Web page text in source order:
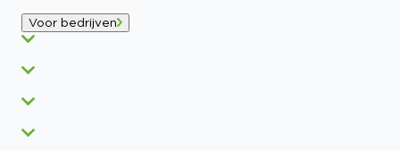
Voor bedrijven